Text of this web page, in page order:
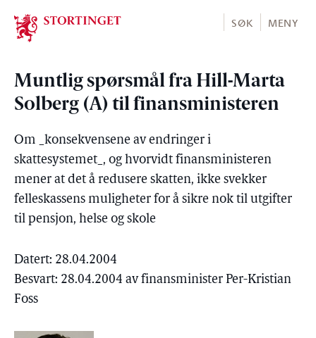
Stortinget.no
SØK MENY
Muntlig spørsmål fra Hill-Marta
Solberg (A) til finansministeren
Om _konsekvensene av endringer i
skattesystemet_, og hvorvidt finansministeren
mener at det å redusere skatten, ikke svekker
felleskassens muligheter for å sikre nok til utgifter
til pensjon, helse og skole
Datert: 28.04.2004
Besvart: 28.04.2004 av finansminister Per-Kristian
Foss